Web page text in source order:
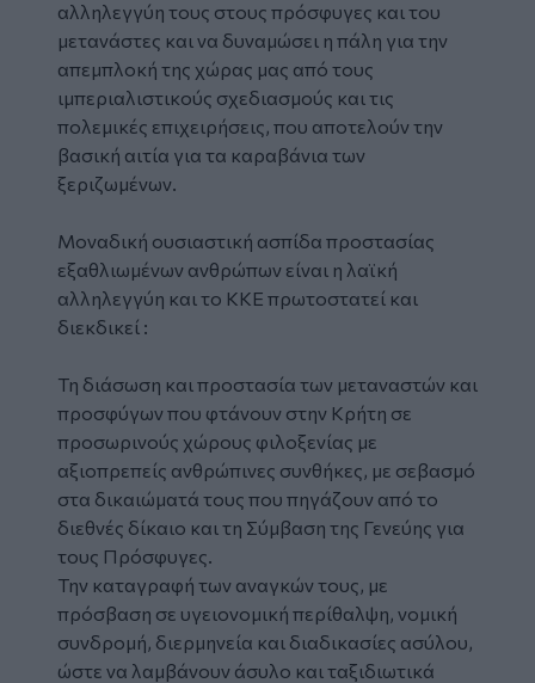
αλληλεγγύη τους στους πρόσφυγες και του
μετανάστες και να δυναμώσει η πάλη για την
απεμπλοκή της χώρας μας από τους
ιμπεριαλιστικούς σχεδιασμούς και τις
πολεμικές επιχειρήσεις, που αποτελούν την
βασική αιτία για τα καραβάνια των
ξεριζωμένων.
Μοναδική ουσιαστική ασπίδα προστασίας
εξαθλιωμένων ανθρώπων είναι η λαϊκή
αλληλεγγύη και το ΚΚΕ πρωτοστατεί και
διεκδικεί :
Τη διάσωση και προστασία των μεταναστών και
προσφύγων που φτάνουν στην Κρήτη σε
προσωρινούς χώρους φιλοξενίας με
αξιοπρεπείς ανθρώπινες συνθήκες, με σεβασμό
στα δικαιώματά τους που πηγάζουν από το
διεθνές δίκαιο και τη Σύμβαση της Γενεύης για
τους Πρόσφυγες.
Την καταγραφή των αναγκών τους, με
πρόσβαση σε υγειονομική περίθαλψη, νομική
συνδρομή, διερμηνεία και διαδικασίες ασύλου,
ώστε να λαμβάνουν άσυλο και ταξιδιωτικά